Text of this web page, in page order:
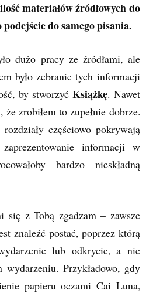
materiałów źródłowych do
do samego pisania.
dużo pracy ze źródłami, ale
było zebranie tych informacji
by stworzyćKsiążkę. Nawet
zrobiłem to zupełnie dobrze.
częściowo pokrywają
informacji w
bardzo nieskładną
się z Tobą zgadzam – zawsze
znaleźć postać, poprzez którą
lub odkrycie, a nie
Przykładowo, gdy
papieru oczami Cai Luna,